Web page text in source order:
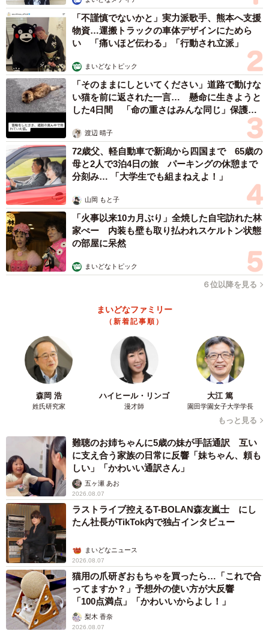
ごす時間と会話の長さであることがうかがえました。
5/5
仲良し夫婦と不仲夫婦は食事・寝室・記念日などの行動にも差（出典：
ハルメク 生きかた上手研究所調べ）
また、夫婦満足度別の「行動」を見ると、「夫婦で食事を
する」（仲良し83.9％、不仲43.6％）、「同じ寝室で寝
る」（同56.0％、同23.3％）、「結婚記念日をお祝いす
る」（同40.2％、同10.9％）といった項目で仲良し夫婦と
不仲夫婦の差が大きくなりました。
最後に、自由回答で「配偶者へのメッセージ」を募ったと
ころ、「離婚しないでくれてありがとう」（53歳男性）、
「まもなく金婚だ、それまでは元気でいよう」（76歳男
性）、「死ぬときも一緒ね！」（53歳女性）、「退屈する
暇もない面白い人生をありがとう」（72歳女性）といった
声が寄せられたそうです。
◇ ◇
【出典】
▽ハルメク 生きかた上手研究所調べ
「不謹慎でないかと」実力派歌手、熊本へ支援
物資…運搬トラックの車体デザインにためら
い 「痛いほど伝わる」「行動され立派」
まいどなトピック
「そのままにしといてください」道路で動けな
い猫を前に返された一言… 懸命に生きようと
した4日間 「命の重さはみんな同じ」保護団
渡辺 晴子
72歳父、軽自動車で新潟から四国まで 65歳の
母と2人で3泊4日の旅 パーキングの休憩まで
分刻み… 「大学生でも組まねえよ！」
山岡 もと子
「火事以来10カ月ぶり」全焼した自宅訪れた林
家ぺー 内装も壁も取り払われスケルトン状態
の部屋に呆然
まいどなトピック
６位以降を見る
まいどなファミリー
（新着記事順）
森岡 浩
姓氏研究家
ハイヒール・リンゴ
漫才師
大江 篤
園田学園女子大学学長
もっと見る
難聴のお姉ちゃんに5歳の妹が手話通訳 互い
に支え合う家族の日常に反響「妹ちゃん、頼も
しい」「かわいい通訳さん」
五ヶ瀬 あお
2026.08.07
ラストライブ控えるT-BOLAN森友嵐士 にし
たん社長がTikTok内で独占インタビュー
まいどなニュース
2026.08.07
猫用の爪研ぎおもちゃを買ったら…「これで合
ってますか？」予想外の使い方が大反響
「100点満点」「かわいいからよし！」
梨木 香奈
2026.08.07